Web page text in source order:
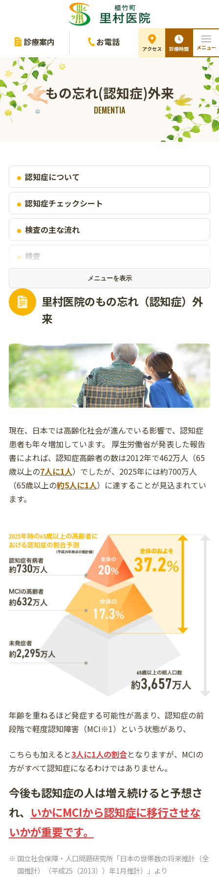
診療案内 お電話
診療時間
アクセス メニュー
もの忘れ(認知症)外来
DEMENTIA
認知症について
認知症チェックシート
検査の主な流れ
検査
MCI検査（MCIプラス）とは？
APOE遺伝子検査とは？
認知症の兆候が出始めたら…
メニューを表示
里村医院のもの忘れ（認知症）外
来
現在、日本では高齢化社会が進んでいる影響で、認知症
患者も年々増加しています。 厚生労働省が発表した報告
書によれば、認知症高齢者の数は2012年で462万人（65
歳以上の7人に1人）でしたが、2025年には約700万人
（65歳以上の約5人に1人）に達することが見込まれてい
ます。
年齢を重ねるほど発症する可能性が高まり、認知症の前
段階で軽度認知障害（MCI※1）という状態があり、
こちらも加えると3人に1人の割合となりますが、MCIの
方がすべて認知症になるわけではありません。
今後も認知症の人は増え続けると予想さ
れ、 いかにMCIから認知症に移行させな
いかが重要です。
国立社会保障・人口問題研究所 「日本の世帯数の将来推計（全
国推計）（平成25（2013））年1月推計）」より